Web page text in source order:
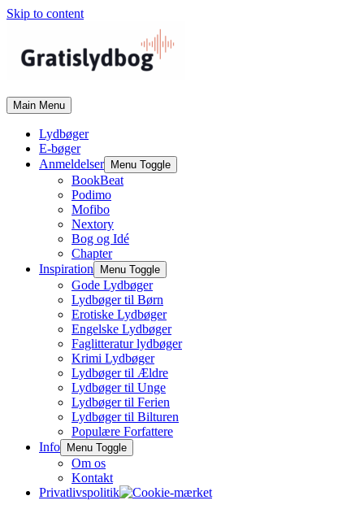
Skip to content
Main Menu
Lydbøger
E-bøger
Anmeldelser
Menu Toggle
BookBeat
Podimo
Mofibo
Nextory
Bog og Idé
Chapter
Inspiration
Menu Toggle
Gode Lydbøger
Lydbøger til Børn
Erotiske Lydbøger
Engelske Lydbøger
Faglitteratur lydbøger
Krimi Lydbøger
Lydbøger til Ældre
Lydbøger til Unge
Lydbøger til Ferien
Lydbøger til Bilturen
Populære Forfattere
Info
Menu Toggle
Om os
Kontakt
Privatlivspolitik